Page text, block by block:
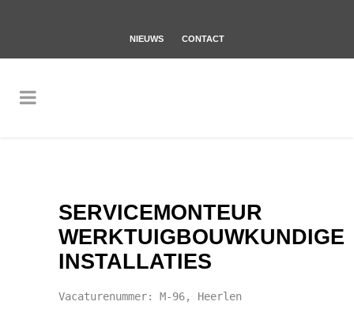
NIEUWS CONTACT
SERVICEMONTEUR
WERKTUIGBOUWKUNDIGE
INSTALLATIES
Vacaturenummer: M-96, Heerlen